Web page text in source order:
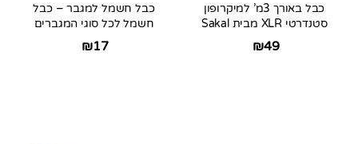
כבל באורך 3מ’ למיקרופון
סטנדרטי XLR מבית Sakal
₪49
כבל חשמל למגבר – כבל
חשמל לכל סוגי המגברים
₪17